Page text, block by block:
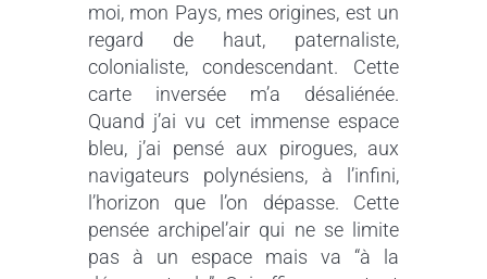
moi, mon Pays, mes origines, est un
regard de haut, paternaliste,
colonialiste, condescendant. Cette
carte inversée m’a désaliénée.
Quand j’ai vu cet immense espace
bleu, j’ai pensé aux pirogues, aux
navigateurs polynésiens, à l’infini,
l’horizon que l’on dépasse. Cette
pensée archipel’air qui ne se limite
pas à un espace mais va “à la